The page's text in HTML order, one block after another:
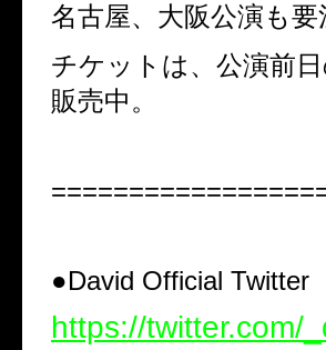
名古屋、大阪公演も要
チケットは、公演前
販売中。
●David Official Twitter
https://twitter.com/